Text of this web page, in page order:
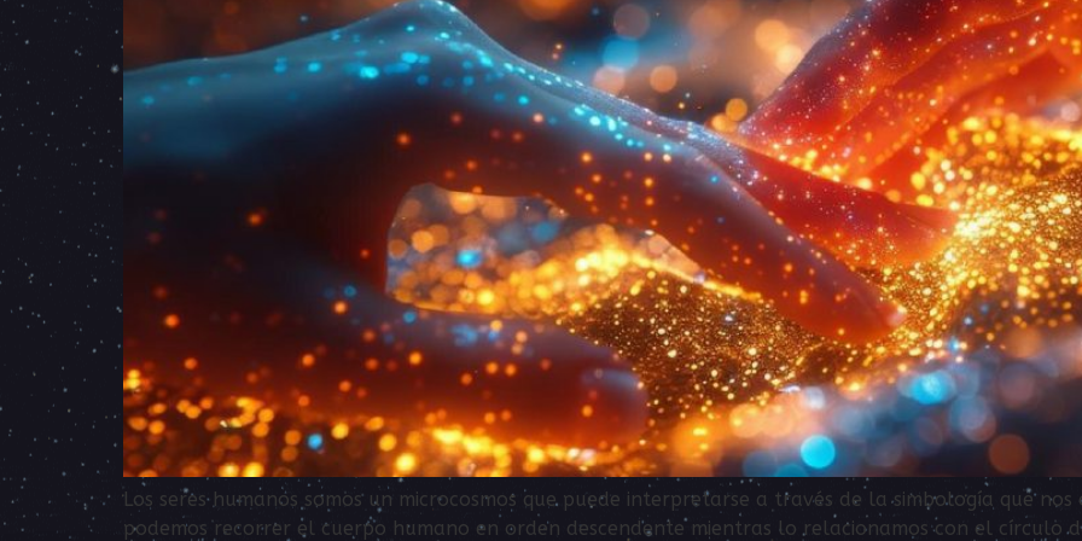
Los seres humanos somos un microcosmos que puede interpretarse a través de la simbología que
podemos recorrer el cuerpo humano en orden descendente mientras lo relacionamos con el círculo